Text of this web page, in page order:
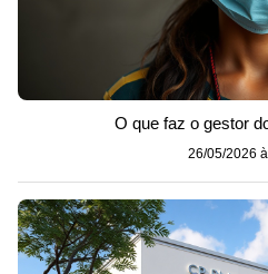
O que faz o gestor
26/05/2026